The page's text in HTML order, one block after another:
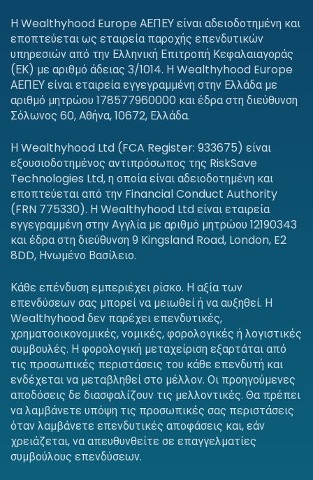
Η Wealthyhood Europe ΑΕΠΕΥ είναι αδειοδοτημένη και
εποπτεύεται ως εταιρεία παροχής επενδυτικών
υπηρεσιών από την Ελληνική Επιτροπή Κεφαλαιαγοράς
(ΕΚ) με αριθμό άδειας 3/1014. Η Wealthyhood Europe
ΑΕΠΕΥ είναι εταιρεία εγγεγραμμένη στην Ελλάδα με
αριθμό μητρώου 178577960000 και έδρα στη διεύθυνση
Σόλωνος 60, Αθήνα, 10672, Ελλάδα.
Η Wealthyhood Ltd (FCA Register: 933675) είναι
εξουσιοδοτημένος αντιπρόσωπος της RiskSave
Technologies Ltd, η οποία είναι αδειοδοτημένη και
εποπτεύεται από την Financial Conduct Authority
(FRN 775330). Η Wealthyhood Ltd είναι εταιρεία
εγγεγραμμένη στην Αγγλία με αριθμό μητρώου 12190343
και έδρα στη διεύθυνση 9 Kingsland Road, London, E2
8DD, Ηνωμένο Βασίλειο.
Κάθε επένδυση εμπεριέχει ρίσκο. Η αξία των
επενδύσεων σας μπορεί να μειωθεί ή να αυξηθεί. Η
Wealthyhood δεν παρέχει επενδυτικές,
χρηματοοικονομικές, νομικές, φορολογικές ή λογιστικές
συμβουλές. Η φορολογική μεταχείριση εξαρτάται από
τις προσωπικές περιστάσεις του κάθε επενδυτή και
ενδέχεται να μεταβληθεί στο μέλλον. Οι προηγούμενες
αποδόσεις δε διασφαλίζουν τις μελλοντικές. Θα πρέπει
να λαμβάνετε υπόψη τις προσωπικές σας περιστάσεις
όταν λαμβάνετε επενδυτικές αποφάσεις και, εάν
χρειάζεται, να απευθυνθείτε σε επαγγελματίες
συμβούλους επενδύσεων.